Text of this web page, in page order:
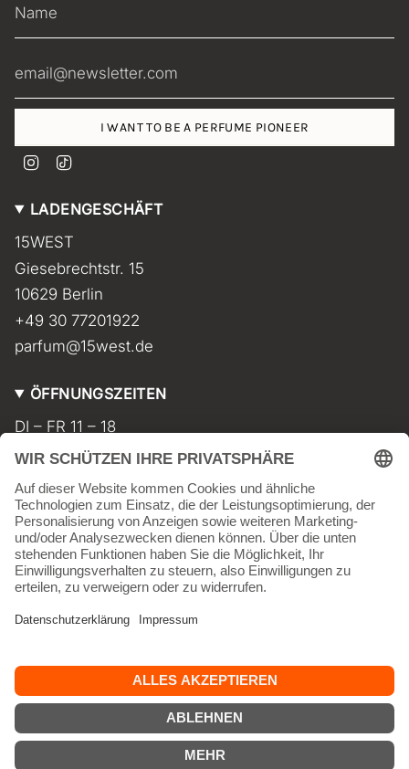
I WANT TO BE A PERFUME PIONEER
t
g
a
m
T
k
LADENGESCHÄFT
15WEST
Giesebrechtstr. 15
10629 Berlin
+49 30 77201922
parfum@15west.de
ÖFFNUNGSZEITEN
DI – FR 11 – 18
SA 11 – 17
MO geschlossen
INFORMATIONEN
Kontakt
Impressum
AGB